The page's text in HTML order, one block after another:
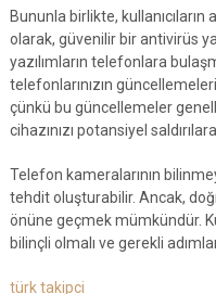
Bununla birlikte,
olarak, güvenilir bir antivirüs
yazılımların telefonlara
telefonlarınızın
çünkü bu güncellemeler
cihazınızı potansiyel
Telefon kameralarının
tehdit oluşturabilir. Ancak,
önüne geçmek mümkündür.
bilinçli olmalı ve gerekli
türk takipci